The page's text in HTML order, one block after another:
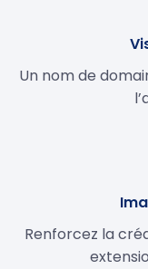
Un nom de
Renforcez la